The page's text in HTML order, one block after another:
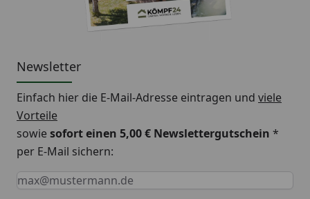
Newsletter
Einfach hier die E-Mail-Adresse eintragen und viele
Vorteile
sowiesofort einen 5,00 € Newslettergutschein *
per E-Mail sichern:
Keine Eingabe erforderlich
Eingabe erforderlich
E-Mail *